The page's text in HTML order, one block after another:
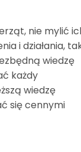
nie mylić
i działania,
wiedzę
każdy
wiedzę
się cennymi